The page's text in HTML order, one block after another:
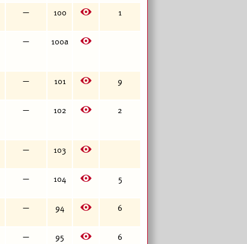
— 100 E 1
— 100а E
— 101 E 9
— 102 E 2
— 103 E
— 104 E 5
— 94 E 6
— 95 E 6